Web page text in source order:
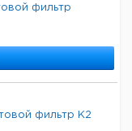
фильтр
фильтр K2